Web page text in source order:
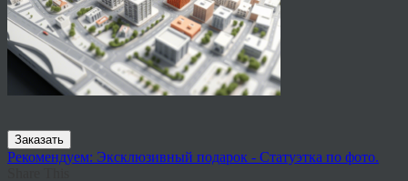
Заказать
Рекомендуем: Эксклюзивный подарок - Статуэтка по фото.